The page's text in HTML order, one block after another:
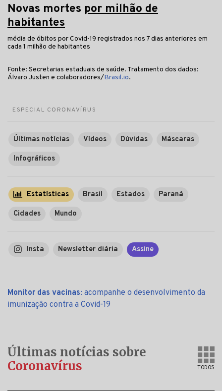
Novas mortes por milhão de
habitantes
média de óbitos por Covid-19 registrados nos 7 dias anteriores em
cada 1 milhão de habitantes
Fonte: Secretarias estaduais de saúde. Tratamento dos dados:
Álvaro Justen e colaboradores/Brasil.io.
ESPECIAL CORONAVÍRUS
Últimas notícias Vídeos Dúvidas Máscaras
Infográficos
Estatísticas Brasil Estados Paraná
Cidades Mundo
Insta Newsletter diária Assine
Monitor das vacinas: acompanhe o desenvolvimento da
imunização contra a Covid-19
Últimas notícias sobre
Coronavírus
TODOS